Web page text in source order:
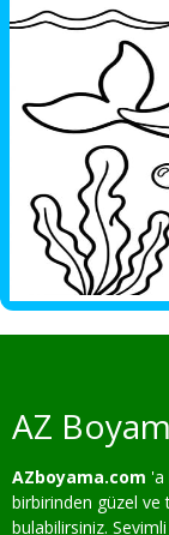
AZ
AZboyama.com 'a
birbirinden güzel ve
bulabilirsiniz.